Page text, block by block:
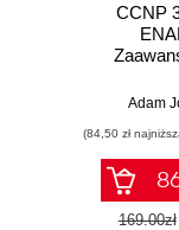
CCNP
Adam
(84,50 zł
169.00zł